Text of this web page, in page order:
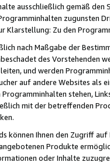
ausschließlich gemäß
zugunsten
Klarstellung: Zu den
nach Maßgabe der
des Vorstehenden
und werden
auf andere Websites als
stehen,
mit der betreffenden
können Ihnen den Zugriff
Produkte
oder Inhalte